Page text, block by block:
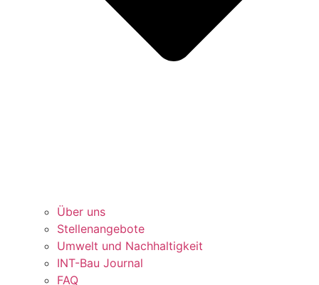
Über uns
Stellenangebote
Umwelt und Nachhaltigkeit
INT-Bau Journal
FAQ